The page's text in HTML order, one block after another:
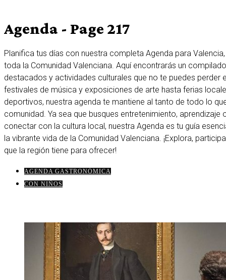
Agenda - Page 217
Planifica tus días con nuestra completa Agenda para
toda la Comunidad Valenciana. Aquí encontrarás un
destacados y actividades culturales que no te puedes perder
festivales de música y exposiciones de arte hasta ferias
deportivos, nuestra agenda te mantiene al tanto de todo lo
comunidad. Ya sea que busques entretenimiento, aprendizaje
conectar con la cultura local, nuestra Agenda es tu guía
la vibrante vida de la Comunidad Valenciana. ¡Explora,
que la región tiene para ofrecer!
AGENDA GASTRONÓMICA
CON NIÑOS